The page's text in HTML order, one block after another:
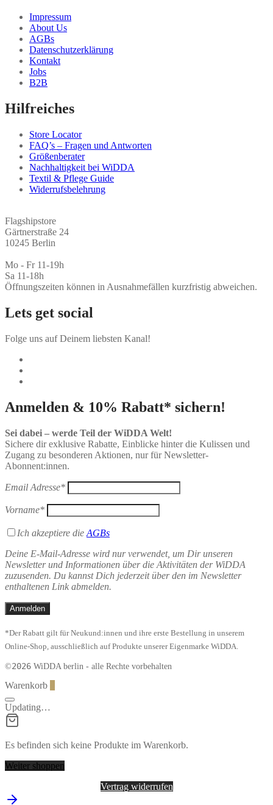
Impressum
About Us
AGBs
Datenschutzerklärung
Kontakt
Jobs
B2B
Hilfreiches
Store Locator
FAQ’s – Fragen und Antworten
Größenberater
Nachhaltigkeit bei WiDDA
Textil & Pflege Guide
Widerrufsbelehrung
Flagshipstore
Gärtnerstraße 24
10245 Berlin
Mo - Fr 11-19h
Sa 11-18h
Öffnungszeiten können in Ausnahmefällen kurzfristig abweichen.
Lets get social
Folge uns auf Deinem liebsten Kanal!
Anmelden & 10% Rabatt* sichern!
Sei dabei – werde Teil der WiDDA Welt!
Sichere dir exklusive Rabatte, Einblicke hinter die Kulissen und
Zugang zu besonderen Aktionen, nur für Newsletter-
Abonnent:innen.
Email Adresse*
Vorname*
Ich akzeptiere die AGBs
Deine E-Mail-Adresse wird nur verwendet, um Dir unseren
Newsletter und Informationen über die Aktivitäten der WiDDA
zuzusenden. Du kannst Dich jederzeit über den im Newsletter
enthaltenen Link abmelden.
*Der Rabatt gilt für Neukund:innen und ihre erste Bestellung in unserem
Online-Shop, ausschließlich auf Produkte unserer Eigenmarke WiDDA.
©2026 WiDDA berlin - alle Rechte vorbehalten
Warenkorb
Updating…
Es befinden sich keine Produkte im Warenkorb.
Weiter shoppen
Vertrag widerrufen